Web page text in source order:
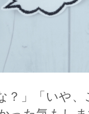
？」「いや